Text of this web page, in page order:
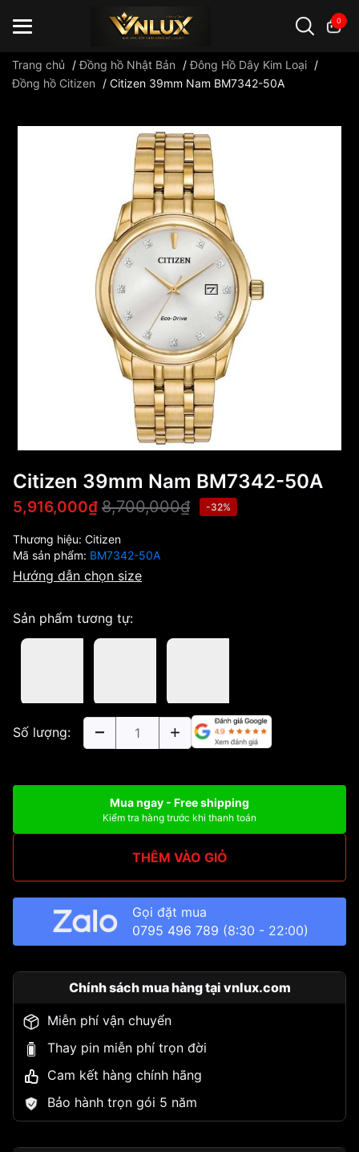
0
Trang chủ /Đồng hồ Nhật Bản /Đông Hồ Dây Kim Loại /
Đồng hồ Citizen
/ Citizen 39mm Nam BM7342-50A
Citizen 39mm Nam BM7342-50A
5,916,000₫ 8,700,000₫ -32%
Thương hiệu: Citizen
Mã sản phẩm: BM7342-50A
Hướng dẫn chọn size
Sản phẩm tương tự:
Số lượng:
Mua ngay - Free shipping
Kiểm tra hàng trước khi thanh toán
THÊM VÀO GIỎ
Gọi đặt mua
0795 496 789 (8:30 - 22:00)
Chính sách mua hàng tại vnlux.com
Miễn phí vận chuyển
Thay pin miễn phí trọn đời
Cam kết hàng chính hãng
Bảo hành trọn gói 5 năm